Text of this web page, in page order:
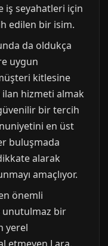
iş seyahatleri için
edilen bir isim.
da oldukça
uygun
kitlesine
hizmeti almak
bir tercih
en üst
buluşmada
alarak
amaçlıyor.
önemli
bir
yerel